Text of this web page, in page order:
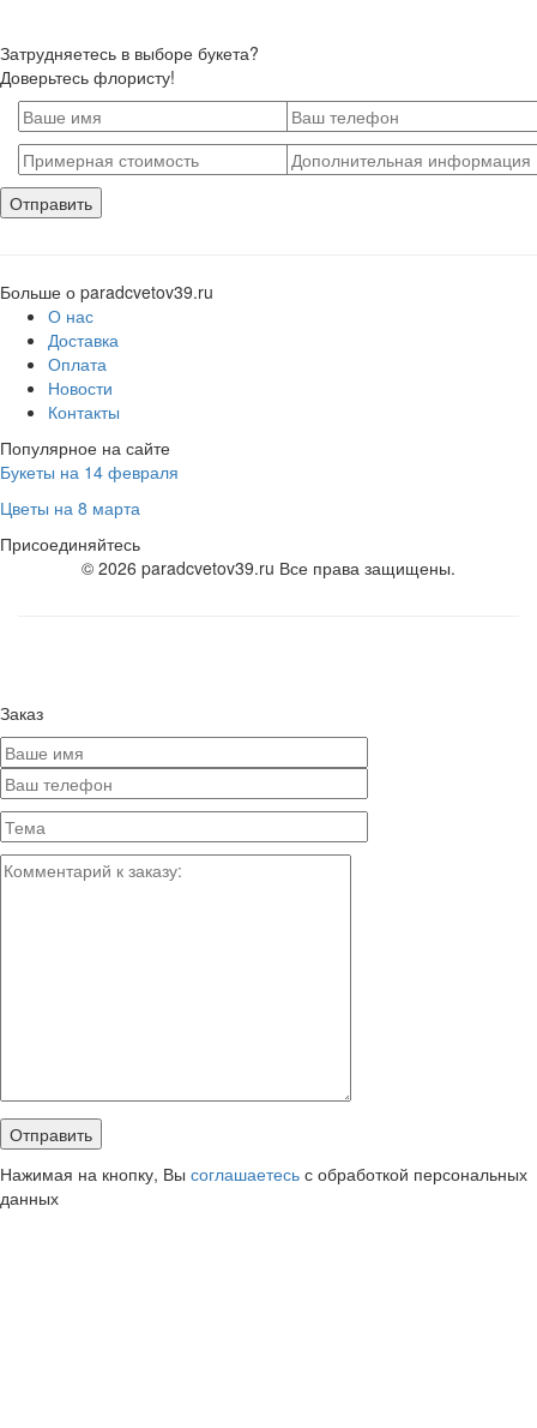
Затрудняетесь в выборе букета?
Доверьтесь флористу!
Больше о paradcvetov39.ru
О нас
Доставка
Оплата
Новости
Контакты
Популярное на сайте
Букеты на 14 февраля
Цветы на 8 марта
Присоединяйтесь
© 2026 paradcvetov39.ru Все права защищены.
Заказ
Нажимая на кнопку, Вы соглашаетесь с обработкой персональных
данных